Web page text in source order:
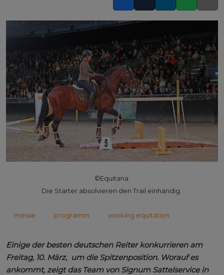
©Equitana
Die Starter absolvieren den Trail einhändig.
messe programm working equitation
Einige der besten deutschen Reiter konkurrieren am
Freitag, 10. März, um die Spitzenposition. Worauf es
ankommt, zeigt das Team von Signum Sattelservice in